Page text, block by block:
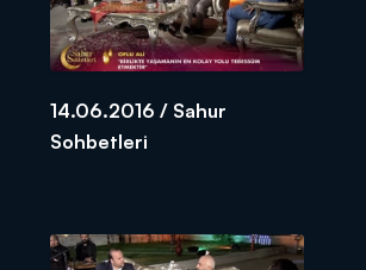
14.06.2016 / Sahur
Sohbetleri